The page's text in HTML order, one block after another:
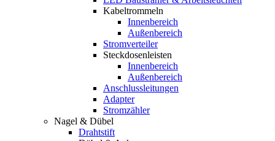
Kabeltrommeln
Innenbereich
Außenbereich
Stromverteiler
Steckdosenleisten
Innenbereich
Außenbereich
Anschlussleitungen
Adapter
Stromzähler
Nagel & Dübel
Drahtstift